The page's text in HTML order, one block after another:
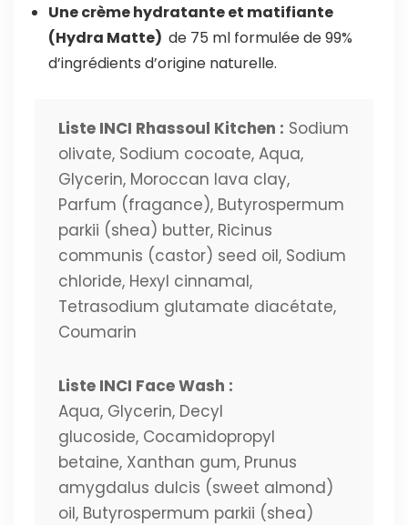
Une crème hydratante et matifiante
(Hydra Matte) de 75 ml formulée de 99%
d’ingrédients d’origine naturelle.
Liste INCI Rhassoul Kitchen : Sodium
olivate, Sodium cocoate, Aqua,
Glycerin, Moroccan lava clay,
Parfum (fragance), Butyrospermum
parkii (shea) butter, Ricinus
communis (castor) seed oil, Sodium
chloride, Hexyl cinnamal,
Tetrasodium glutamate diacétate,
Coumarin
Liste INCI Face Wash :
Aqua, Glycerin, Decyl
glucoside, Cocamidopropyl
betaine, Xanthan gum, Prunus
amygdalus dulcis (sweet almond)
oil, Butyrospermum parkii (shea)